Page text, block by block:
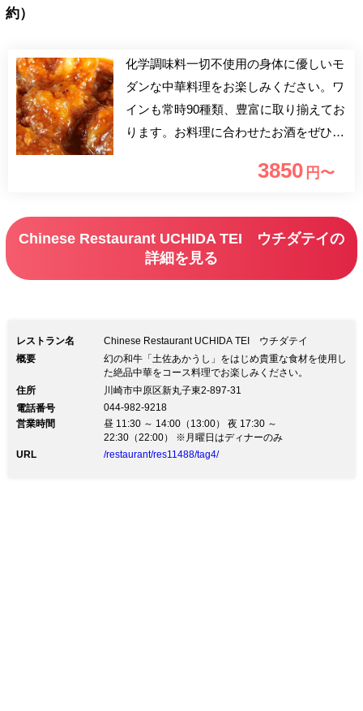
約）
化学調味料一切不使用の身体に優しいモ
ダンな中華料理をお楽しみください。ワ
インも常時90種類、豊富に取り揃えてお
ります。お料理に合わせたお酒をぜひお
3850 円〜
Chinese Restaurant UCHIDA TEI ウチダテイの
詳細を見る
レストラン名
Chinese Restaurant UCHIDA TEI ウチダテイ
概要
幻の和牛「土佐あかうし」をはじめ貴重な食材を使用し
た絶品中華をコース料理でお楽しみください。
住所
川崎市中原区新丸子東2-897-31
電話番号
044-982-9218
営業時間
昼 11:30 ～ 14:00（13:00） 夜 17:30 ～
22:30（22:00） ※月曜日はディナーのみ
URL
/restaurant/res11488/tag4/